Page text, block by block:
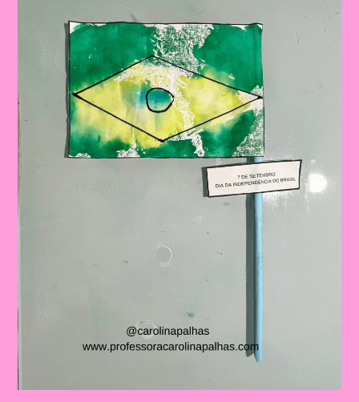
Pequenos
Curiosos|Desenho
Para
Colorir
Com
Tema
Independência
Do
Brasil